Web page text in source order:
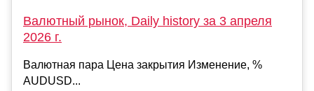
Валютный рынок, Daily history за 3 апреля
2026 г.
Валютная пара Цена закрытия Изменение, %
AUDUSD...